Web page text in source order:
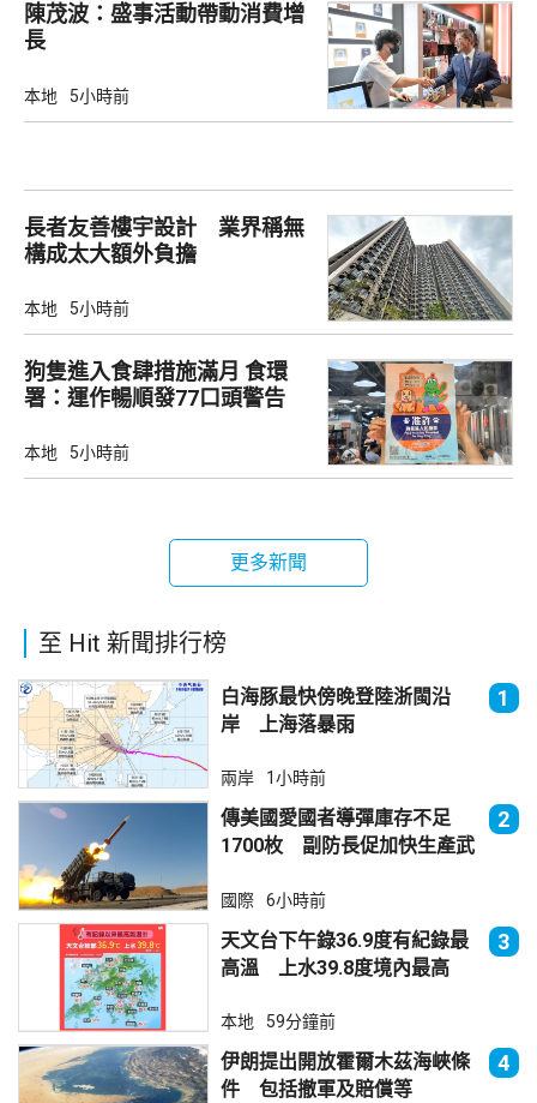
陳茂波：盛事活動帶動消費增
長
本地 5小時前
長者友善樓宇設計 業界稱無
構成太大額外負擔
本地 5小時前
狗隻進入食肆措施滿月 食環
署：運作暢順發77口頭警告
本地 5小時前
更多新聞
至 Hit 新聞排行榜
白海豚最快傍晚登陸浙閩沿
岸 上海落暴雨
1
兩岸 1小時前
傳美國愛國者導彈庫存不足
1700枚 副防長促加快生產武
2
國際 6小時前
天文台下午錄36.9度有紀錄最
高溫 上水39.8度境內最高
3
本地 59分鐘前
伊朗提出開放霍爾木茲海峽條
件 包括撤軍及賠償等
4